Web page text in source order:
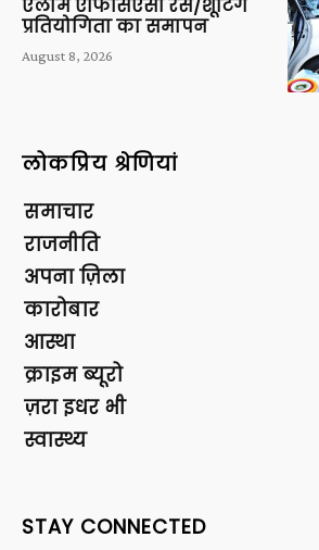
एलार्म एफिसिएंसी रेस/शूटिंग
प्रतियोगिता का समापन
August 8, 2026
लोकप्रिय श्रेणियां
समाचार
राजनीति
अपना ज़िला
कारोबार
आस्था
क्राइम ब्यूरो
ज़रा इधर भी
स्वास्थ्य
STAY CONNECTED